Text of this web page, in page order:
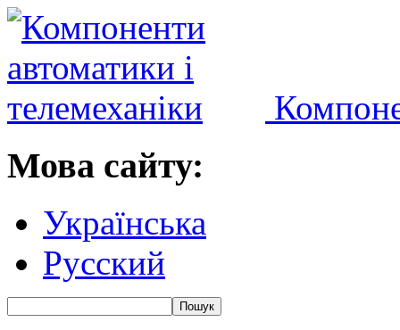
Мова сайту:
Українська
Русский